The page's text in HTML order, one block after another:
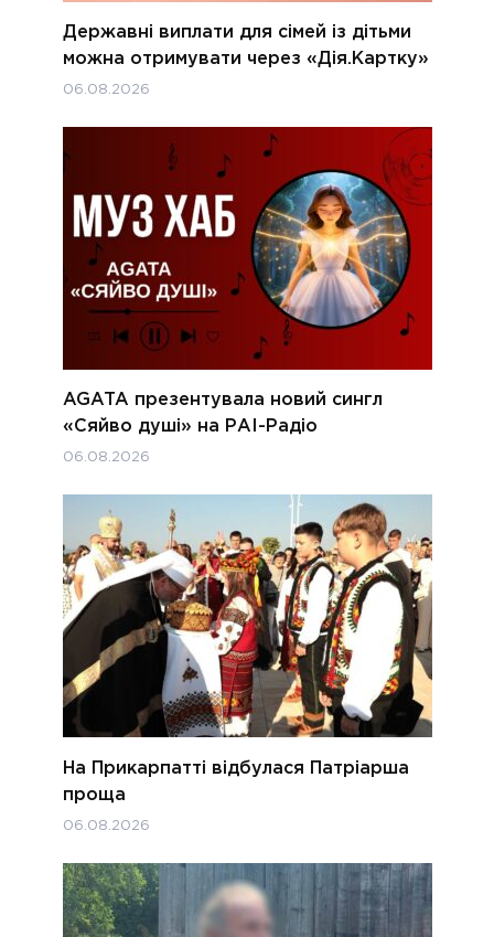
Державні виплати для сімей із дітьми
можна отримувати через «Дія.Картку»
06.08.2026
AGATA презентувала новий сингл
«Сяйво душі» на РАІ-Радіо
06.08.2026
На Прикарпатті відбулася Патріарша
проща
06.08.2026